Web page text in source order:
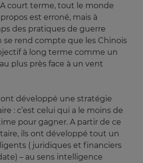
court terme, tout le monde
est erroné, mais à
des pratiques de guerre
se rend compte que les Chinois
à long terme comme un
plus près face à un vent
développé une stratégie
: c’est celui qui a le moins de
pour gagner. A partir de ce
ils ont développé tout un
( juridiques et financiers
– au sens intelligence